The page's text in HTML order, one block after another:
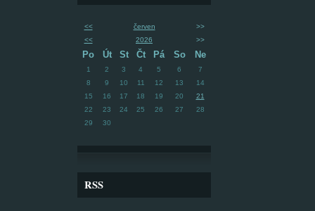
<< červen
>>
<<
2026 >>
Po Út St Čt Pá So Ne
1 2 3 4 5 6
7
8
9 10 11 12 13
14
15
16 17 18 19 20
21
22
23 24 25 26 27
28
29
30
RSS